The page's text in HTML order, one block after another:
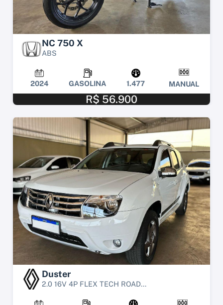
NC 750 X
ABS
2024 GASOLINA 1.477 MANUAL
R$ 56.900
Duster
2.0 16V 4P FLEX TECH ROAD...